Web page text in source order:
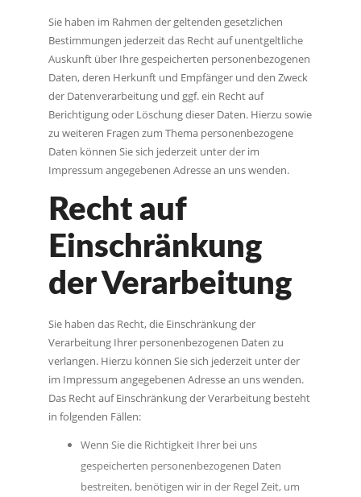
Sie haben im Rahmen der geltenden gesetzlichen
Bestimmungen jederzeit das Recht auf unentgeltliche
Auskunft über Ihre gespeicherten personenbezogenen
Daten, deren Herkunft und Empfänger und den Zweck
der Datenverarbeitung und ggf. ein Recht auf
Berichtigung oder Löschung dieser Daten. Hierzu sowie
zu weiteren Fragen zum Thema personenbezogene
Daten können Sie sich jederzeit unter der im
Impressum angegebenen Adresse an uns wenden.
Recht auf
Einschränkung
der Verarbeitung
Sie haben das Recht, die Einschränkung der
Verarbeitung Ihrer personenbezogenen Daten zu
verlangen. Hierzu können Sie sich jederzeit unter der
im Impressum angegebenen Adresse an uns wenden.
Das Recht auf Einschränkung der Verarbeitung besteht
in folgenden Fällen:
Wenn Sie die Richtigkeit Ihrer bei uns
gespeicherten personenbezogenen Daten
bestreiten, benötigen wir in der Regel Zeit, um